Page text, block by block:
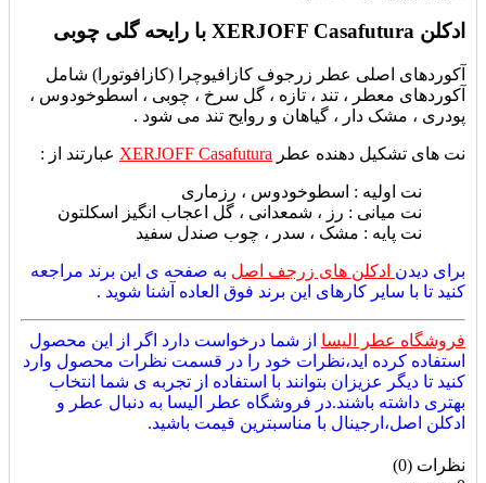
ادکلن XERJOFF Casafutura با رایحه گلی چوبی
آکوردهای اصلی عطر زرجوف کازافیوچرا (کازافوتورا) شامل
آکوردهای معطر ، تند ، تازه ، گل سرخ ، چوبی ، اسطوخودوس ،
پودری ، مشک دار ، گیاهان و روایح تند می شود .
نت های تشکیل دهنده عطر XERJOFF Casafutura عبارتند از :
نت اولیه : اسطوخودوس ، رزماری
نت میانی : رز ، شمعدانی ، گل اعجاب انگیز اسکلتون
نت پایه : مشک ، سدر ، چوب صندل سفید
برای دیدن ادکلن های زرجف اصل به صفحه ی این برند مراجعه
کنید تا با سایر کارهای این برند فوق العاده آشنا شوید .
فروشگاه عطر الیسا از شما درخواست دارد اگر از این محصول
استفاده کرده اید،نظرات خود را در قسمت نظرات محصول وارد
کنید تا دیگر عزیزان بتوانند با استفاده از تجربه ی شما انتخاب
بهتری داشته باشند.در فروشگاه عطر الیسا به دنبال عطر و
ادکلن اصل،ارجینال با مناسبترین قیمت باشید.
نظرات (0)